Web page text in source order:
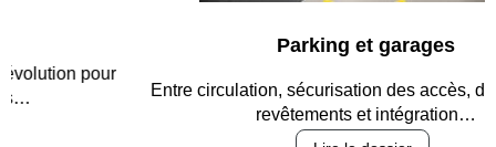
Parking et garages
Entre circulation, sécurisation des accès, durabilité des
revêtements et intégration…